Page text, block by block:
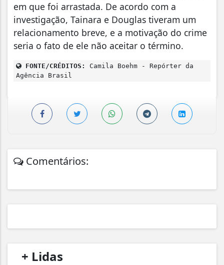
em que foi arrastada. De acordo com a
investigação, Tainara e Douglas tiveram um
relacionamento breve, e a motivação do crime
seria o fato de ele não aceitar o término.
FONTE/CRÉDITOS:
Camila Boehm - Repórter da
Agência Brasil
Comentários:
+ Lidas